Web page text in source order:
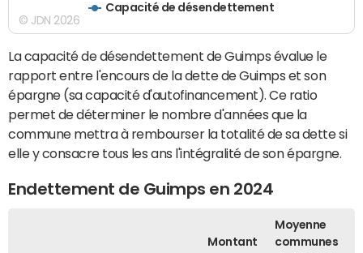
Capacité de désendettement
© JDN 2026
La capacité de désendettement de Guimps évalue le
rapport entre l'encours de la dette de Guimps et son
épargne (sa capacité d'autofinancement). Ce ratio
permet de déterminer le nombre d'années que la
commune mettra à rembourser la totalité de sa dette si
elle y consacre tous les ans l'intégralité de son épargne.
Endettement de Guimps en 2024
Montant
Moyenne
communes